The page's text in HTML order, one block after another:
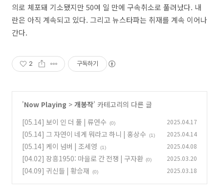
의로 체포돼 기소됐지만 50여 일 만에 구속취소로 풀려났다. 내
란은 아직 계속되고 있다. 그리고 뉴스타파는 취재를 계속 이어나
간다.
2 구독하기
'Now Playing > 개봉작' 카테고리의 다른 글
[05.14] 보이 인 더 풀 | 류연수
(0) 2025.04.17
[05.14] 그 자연이 네게 뭐라고 하니 | 홍상수 (1) 2025.04.14
[05.14] 케이 넘버 | 조세영 (1) 2025.04.08
[04.02] 장흥1950: 마을로 간 전쟁 | 구자환 (0) 2025.03.20
[04.09] 귀신들 | 황승재 (0) 2025.03.18